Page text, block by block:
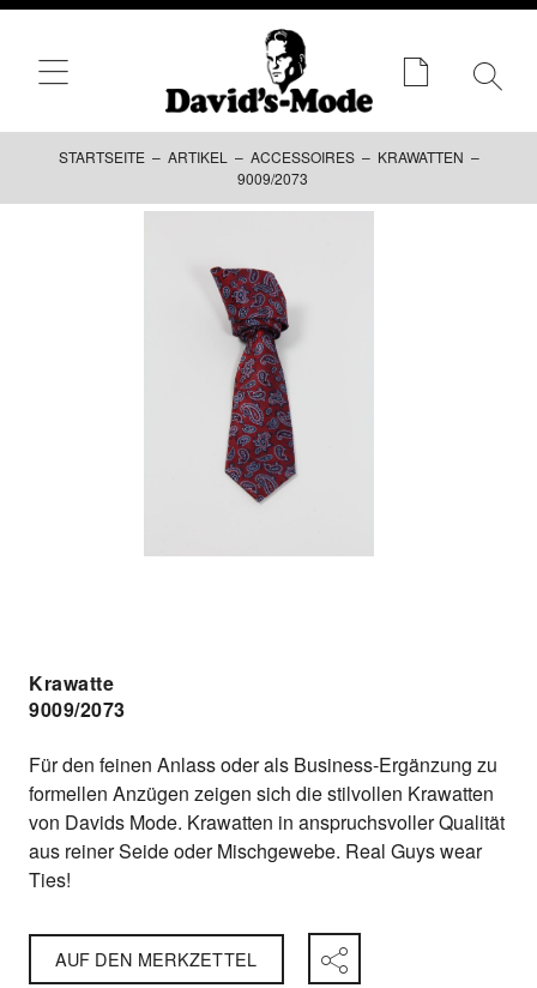
STARTSEITE – ARTIKEL – ACCESSOIRES– KRAWATTEN –
9009/2073
Krawatte
9009/2073
Für den feinen Anlass oder als Business-Ergänzung zu
formellen Anzügen zeigen sich die stilvollen Krawatten
von Davids Mode. Krawatten in anspruchsvoller Qualität
aus reiner Seide oder Mischgewebe. Real Guys wear
Ties!
AUF DEN MERKZETTEL